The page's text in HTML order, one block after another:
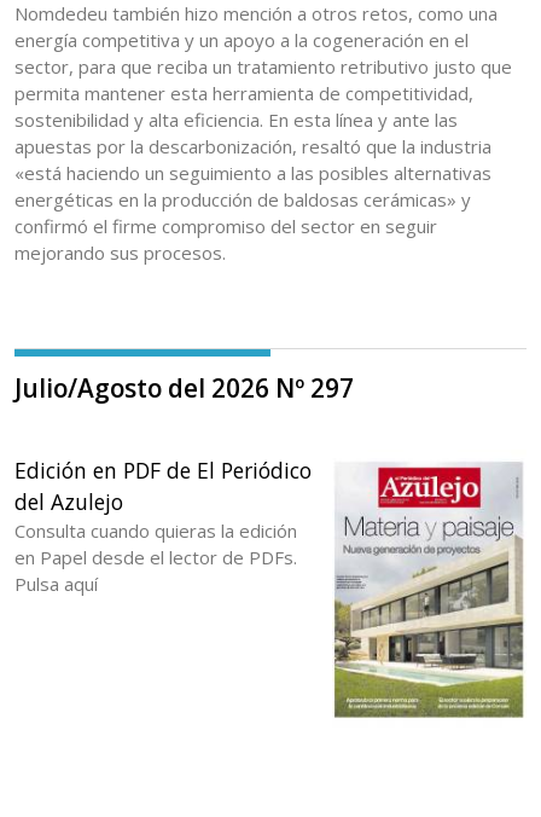
Nomdedeu también hizo mención a otros retos, como una
energía competitiva y un apoyo a la cogeneración en el
sector, para que reciba un tratamiento retributivo justo que
permita mantener esta herramienta de competitividad,
sostenibilidad y alta eficiencia. En esta línea y ante las
apuestas por la descarbonización, resaltó que la industria
«está haciendo un seguimiento a las posibles alternativas
energéticas en la producción de baldosas cerámicas» y
confirmó el firme compromiso del sector en seguir
mejorando sus procesos.
Julio/Agosto del 2026 Nº 297
Edición en PDF de El Periódico
del Azulejo
Consulta cuando quieras la edición
en Papel desde el lector de PDFs.
Pulsa aquí